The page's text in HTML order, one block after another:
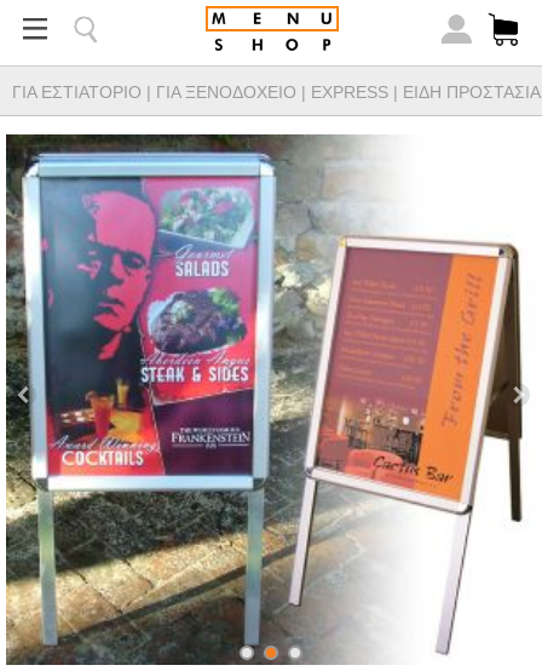
ΓΙΑ ΕΣΤΙΑΤΟΡΙΟ | ΓΙΑ ΞΕΝΟΔΟΧΕΙΟ | EXPRESS | ΕΙΔΗ